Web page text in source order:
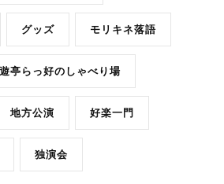
グッズ モリキネ落語
亭らっ好のしゃべり場
地方公演 好楽一門
独演会